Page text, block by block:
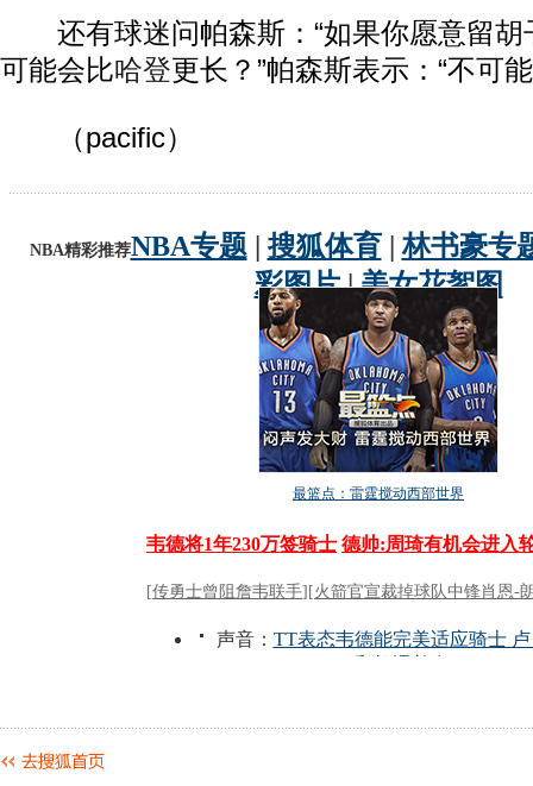
还有球迷问帕森斯：“如果你愿意留胡
可能会比哈登更长？”帕森斯表示：“不可
（pacific）